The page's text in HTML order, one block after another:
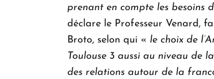
prenant en compte les besoins
déclare le Professeur Venard,
Broto, selon qui « le choix de
Toulouse 3 aussi au niveau de
des relations autour de la